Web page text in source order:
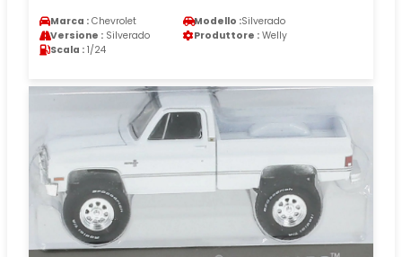
Marca : Chevrolet Modello :Silverado
Versione : Silverado Produttore : Welly
Scala : 1/24